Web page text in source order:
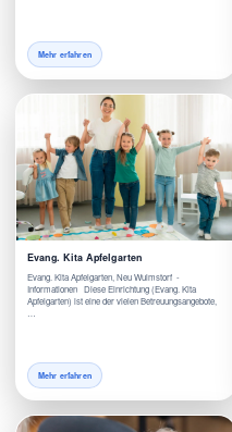
Mehr erfahren
Evang. Kita Apfelgarten
Evang. Kita Apfelgarten, Neu Wulmstorf -
Informationen Diese Einrichtung (Evang. Kita
Apfelgarten) ist eine der vielen Betreuungsangebote,
Mehr erfahren